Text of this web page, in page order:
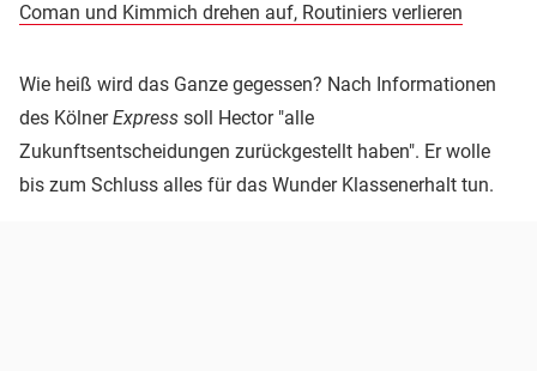
Coman und Kimmich drehen auf, Routiniers verlieren
Wie heiß wird das Ganze gegessen? Nach Informationen
des KölnerExpress soll Hector "alle
Zukunftsentscheidungen zurückgestellt haben". Er wolle
bis zum Schluss alles für das Wunder Klassenerhalt tun.